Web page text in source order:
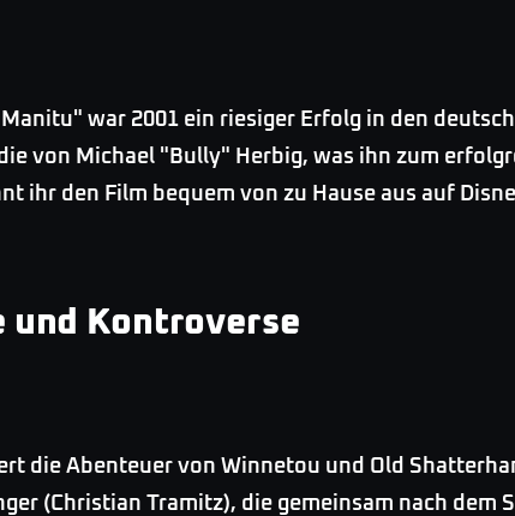
war 2001 ein riesiger Erfolg in den
von Michael "Bully" Herbig, was ihn zum
ihr den Film bequem von zu Hause aus auf
und Kontroverse
die Abenteuer von Winnetou und Old
(Christian Tramitz), die gemeinsam nach dem